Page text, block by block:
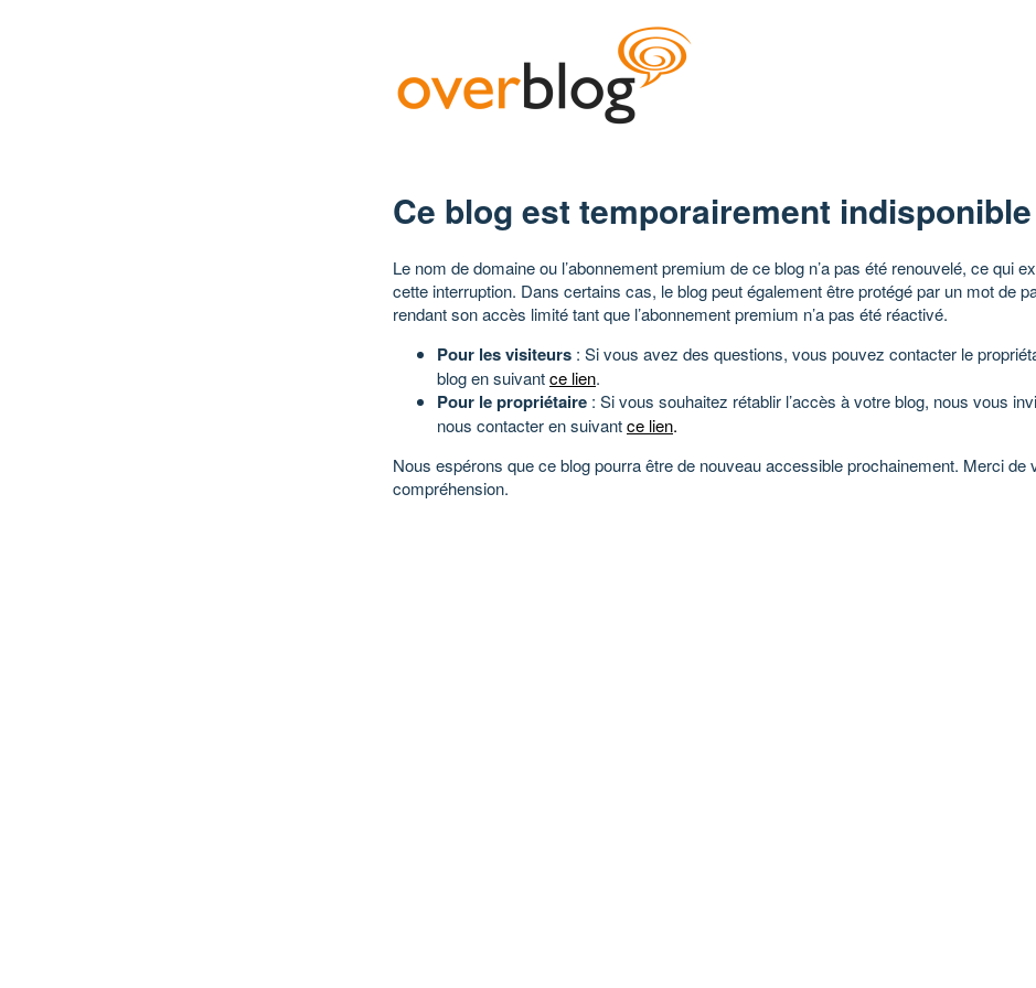
Ce blog est temporairement indisponible
Le nom de domaine ou l’abonnement premium de ce blog n’a pas été renouvelé, ce qui
cette interruption. Dans certains cas, le blog peut également être protégé par un mot de
rendant son accès limité tant que l’abonnement premium n’a pas été réactivé.
Pour les visiteurs : Si vous avez des questions, vous pouvez contacter le
blog en suivantce lien.
Pour le propriétaire : Si vous souhaitez rétablir l’accès à votre blog, nous vous
nous contacter en suivantce lien.
Nous espérons que ce blog pourra être de nouveau accessible prochainement. Merci de
compréhension.